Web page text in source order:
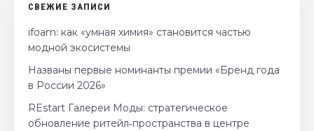
СВЕЖИЕ ЗАПИСИ
ifoam: как «умная химия» становится частью
модной экосистемы
Названы первые номинанты премии «Бренд года
в России 2026»
REstart Галереи Моды: стратегическое
обновление ритейл‑пространства в центре